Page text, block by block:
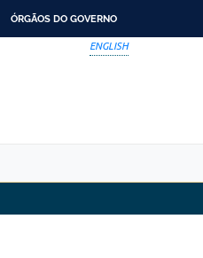
ÓRGÃOS DO GOVERNO
ENGLISH